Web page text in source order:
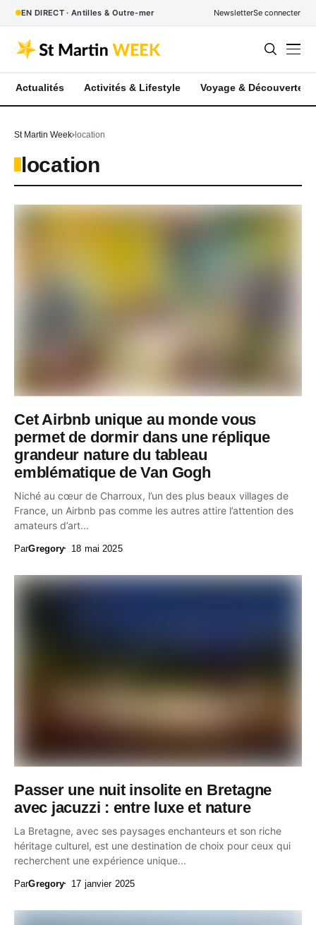
EN DIRECT · Antilles & Outre-mer NewsletterSe connecter
Actualités Activités & Lifestyle Voyage & Découverte
St Martin Week location
location
Cet Airbnb unique au monde vous
permet de dormir dans une réplique
grandeur nature du tableau
emblématique de Van Gogh
Niché au cœur de Charroux, l’un des plus beaux villages de
France, un Airbnb pas comme les autres attire l’attention des
amateurs d’art...
ParGregory 18 mai 2025
Passer une nuit insolite en Bretagne
avec jacuzzi : entre luxe et nature
La Bretagne, avec ses paysages enchanteurs et son riche
héritage culturel, est une destination de choix pour ceux qui
recherchent une expérience unique...
ParGregory 17 janvier 2025